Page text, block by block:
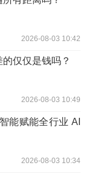
2026-08-03 10:42
仅仅是钱吗？
2026-08-03 10:49
能赋能全行业 AI
2026-08-03 10:34